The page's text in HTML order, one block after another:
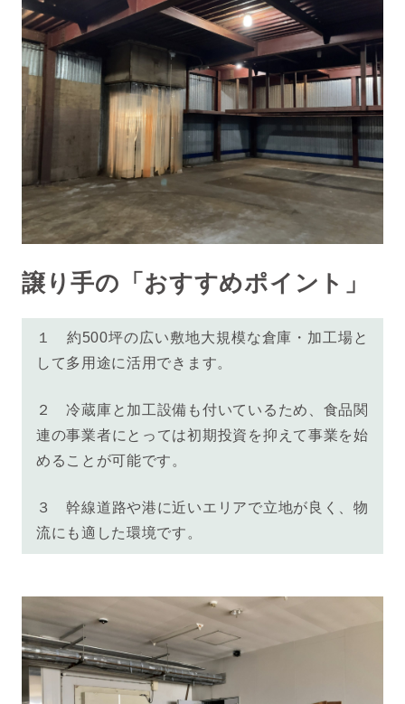
譲り手の「おすすめポイント」
１ 約500坪の広い敷地大規模な倉庫・加工場と
して多用途に活用できます。
２冷蔵庫と加工設備も付いているため、 食品関
連の事業者にとっては初期投資を抑えて事業を始
めることが可能です。
３幹線道路や港に近いエリアで立地が良く、物
流にも適した環境です。